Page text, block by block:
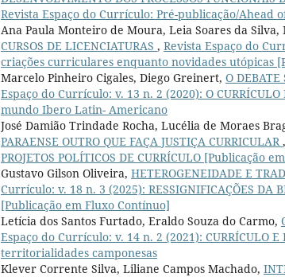
Revista Espaço do Currículo: Pré-publicação/Ahead
Ana Paula Monteiro de Moura, Leia Soares da Silva,
CURSOS DE LICENCIATURAS , Revista Espaço do
criações curriculares enquanto novidades utópicas
Marcelo Pinheiro Cigales, Diego Greinert, O DEBATE
Espaço do Currículo: v. 13 n. 2 (2020): O
mundo Ibero Latin- Americano
José Damião Trindade Rocha, Lucélia de Moraes
PARAENSE OUTRO QUE FAÇA JUSTIÇA CURRICULAR,
PROJETOS POLÍTICOS DE CURRÍCULO [Publicação
Gustavo Gilson Oliveira, HETEROGENEIDADE E
Currículo: v. 18 n. 3 (2025): RESSIGNIFICAÇÕES DA
[Publicação em Fluxo Contínuo]
Letícia dos Santos Furtado, Eraldo Souza do Carmo,
Espaço do Currículo: v. 14 n. 2 (2021): CURRÍCULO
territorialidades camponesas
Klever Corrente Silva, Liliane Campos Machado,